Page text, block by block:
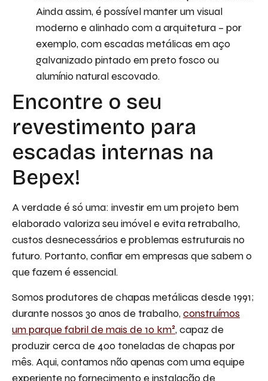
Ainda assim, é possível manter um visual
moderno e alinhado com a arquitetura – por
exemplo, com escadas metálicas em aço
galvanizado pintado em preto fosco ou
alumínio natural escovado.
Encontre o seu
revestimento para
escadas internas na
Bepex!
A verdade é só uma: investir em um projeto bem
elaborado valoriza seu imóvel e evita retrabalho,
custos desnecessários e problemas estruturais no
futuro. Portanto, confiar em empresas que sabem o
que fazem é essencial.
Somos produtores de chapas metálicas desde 1991;
durante nossos 30 anos de trabalho,construímos
um parque fabril de mais de 10 km², capaz de
produzir cerca de 400 toneladas de chapas por
mês. Aqui, contamos não apenas com uma equipe
experiente no fornecimento e instalação de